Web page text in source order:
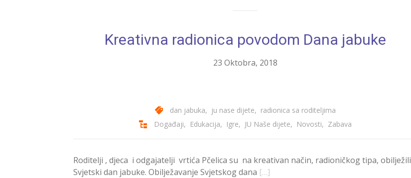
Kreativna radionica povodom Dana jabuke
23 Oktobra, 2018
dan jabuka, ju nase dijete, radionica sa roditeljima
Događaji, Edukacija, Igre, JU Naše dijete, Novosti, Zabava
Roditelji , djeca i odgajatelji vrtića Pčelica su na kreativan način, radioničkog tipa, obilježili
Svjetski dan jabuke. Obilježavanje Svjetskog dana […]